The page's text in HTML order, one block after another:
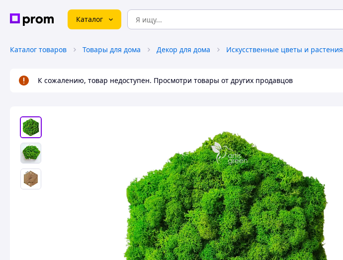
Каталог
Каталог товаров Товары для дома Декор для дома Искусственные цветы и растения
К сожалению, товар недоступен. Просмотри товары от других продавцов